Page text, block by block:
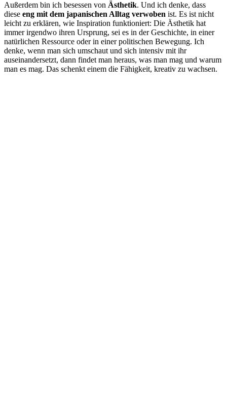
Außerdem bin ich besessen von Ästhetik. Und ich denke, dass
diese eng mit dem japanischen Alltag verwoben ist. Es ist nicht
leicht zu erklären, wie Inspiration funktioniert: Die Ästhetik hat
immer irgendwo ihren Ursprung, sei es in der Geschichte, in einer
natürlichen Ressource oder in einer politischen Bewegung. Ich
denke, wenn man sich umschaut und sich intensiv mit ihr
auseinandersetzt, dann findet man heraus, was man mag und warum
man es mag. Das schenkt einem die Fähigkeit, kreativ zu wachsen.